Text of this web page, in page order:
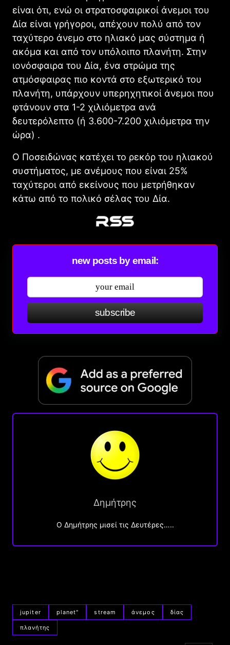
είναι ότι, ενώ οι στρατοσφαιρικοί άνεμοι του
Δία είναι γρήγοροι, απέχουν πολύ από τον
ταχύτερο άνεμο στο ηλιακό μας σύστημα ή
ακόμα και από τον υπόλοιπο πλανήτη. Στην
ιονόσφαιρα του Δία, ένα στρώμα της
ατμόσφαιρας πιο κοντά στο εξωτερικό του
πλανήτη, υπάρχουν υπερηχητικοί άνεμοι που
φτάνουν στα 1-2 χιλιόμετρα ανά
δευτερόλεπτο (ή 3.600-7.200 χιλιόμετρα την
ώρα) .
Ο Ποσειδώνας κατέχει το ρεκόρ του ηλιακού
συστήματος, με ανέμους που είναι 25%
ταχύτεροι από εκείνους που μετρήθηκαν
κάτω από το πολικό σέλας του Δία.
new posts by email:
subscribe
Δημήτρης
O Δημήτρης μισεί τις Δευτέρες…..
jupiter planet" stream άνεμος δίας
πλανήτης